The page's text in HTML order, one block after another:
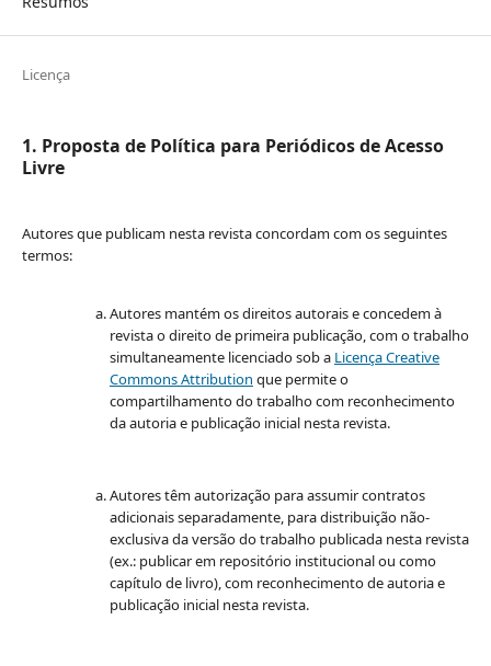
Licença
1. Proposta de Política para Periódicos de Acesso
Livre
Autores que publicam nesta revista concordam com os seguintes
termos:
Autores mantém os direitos autorais e concedem à
revista o direito de primeira publicação, com o trabalho
simultaneamente licenciado sob a Licença Creative
Commons Attribution que permite o
compartilhamento do trabalho com reconhecimento
da autoria e publicação inicial nesta revista.
Autores têm autorização para assumir contratos
adicionais separadamente, para distribuição não-
exclusiva da versão do trabalho publicada nesta revista
(ex.: publicar em repositório institucional ou como
capítulo de livro), com reconhecimento de autoria e
publicação inicial nesta revista.